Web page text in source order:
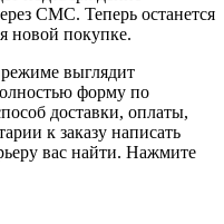
СМС. Теперь останется
новой покупке.
выглядит
форму по
доставки, оплаты,
к заказу написать
вас найти. Нажмите